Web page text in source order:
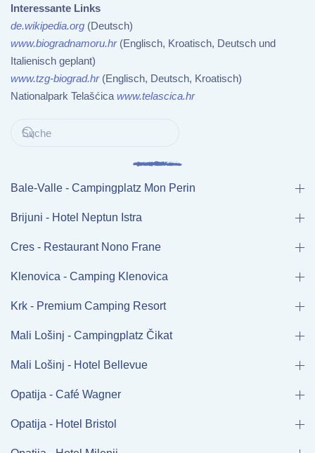
Interessante Links
de.wikipedia.org (Deutsch)
www.biogradnamoru.hr(Englisch, Kroatisch, Deutsch und
Italienisch geplant)
www.tzg-biograd.hr(Englisch, Deutsch, Kroatisch)
Nationalpark Telašćica www.telascica.hr
Bale-Valle - Campingplatz Mon Perin
Brijuni - Hotel Neptun Istra
Cres - Restaurant Nono Frane
Klenovica - Camping Klenovica
Krk - Premium Camping Resort
Mali Lošinj - Campingplatz Čikat
Mali Lošinj - Hotel Bellevue
Opatija - Café Wagner
Opatija - Hotel Bristol